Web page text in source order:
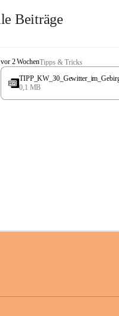
Beiträge
L
a
e
vor 2 WochenTipps & Tricks
0,1 MB